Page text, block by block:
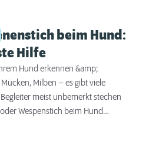
beim Hund:
Hilfe
Hund erkennen &amp;
meist unbemerkt stechen
Wespenstich beim Hund
noch Mensch, denn der Stich